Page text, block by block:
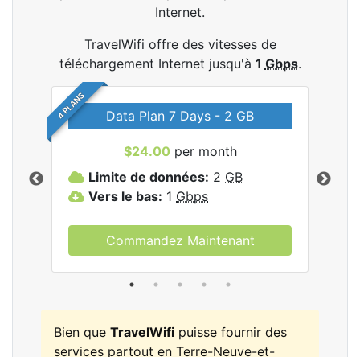
Internet.
TravelWifi offre des vitesses de
téléchargement Internet jusqu'à 1 Gbps.
4 PLANS Data Plan 7 Days - 2 GB
$24.00 per month
Limite de données: 2 GB
Vers le bas: 1 Gbps
Commandez Maintenant
Bien que TravelWifi puisse fournir des
services partout en Terre-Neuve-et-